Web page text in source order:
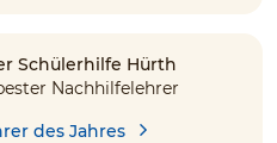
Schülerhilfe Hürth
Nachhilfelehrer
des Jahres